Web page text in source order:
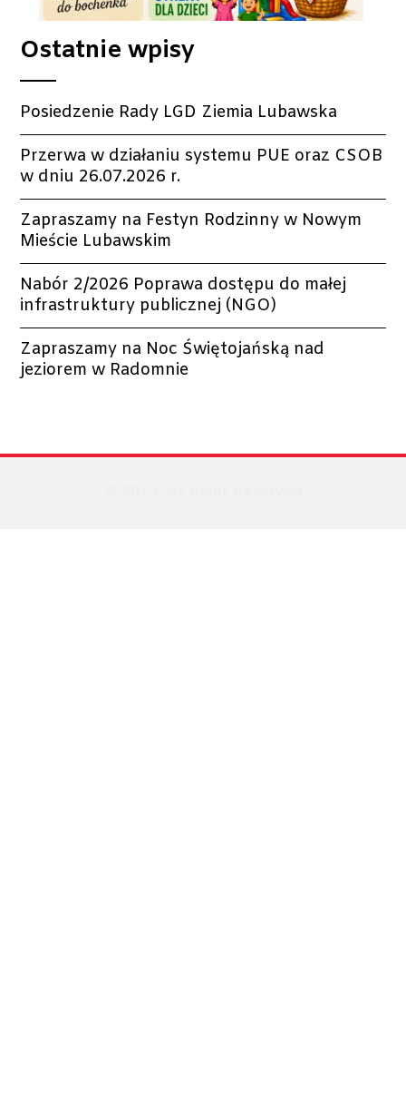
Ostatnie wpisy
Posiedzenie Rady LGD Ziemia Lubawska
Przerwa w działaniu systemu PUE oraz CSOB
w dniu 26.07.2026 r.
Zapraszamy na Festyn Rodzinny w Nowym
Mieście Lubawskim
Nabór 2/2026 Poprawa dostępu do małej
infrastruktury publicznej (NGO)
Zapraszamy na Noc Świętojańską nad
jeziorem w Radomnie